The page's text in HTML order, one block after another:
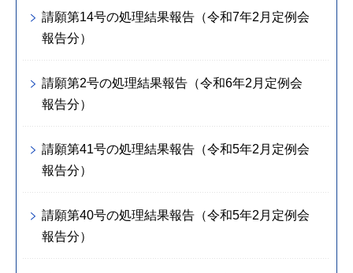
請願第14号の処理結果報告（令和7年2月定例会
報告分）
請願第2号の処理結果報告（令和6年2月定例会
報告分）
請願第41号の処理結果報告（令和5年2月定例会
報告分）
請願第40号の処理結果報告（令和5年2月定例会
報告分）